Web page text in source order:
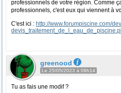
professionnels de votre région. Comme
professionnels, c'est eux qui viennent à
C'est ici : http://www.forumpiscine.com/
greenood
Le 25/05/2023 à 08h14
Tu as fais une modif ?